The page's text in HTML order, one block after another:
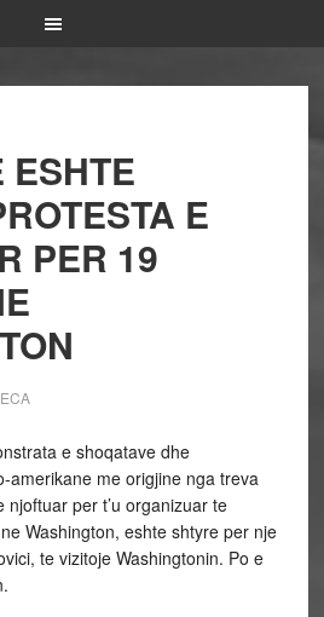
ESHTE
E
PER 19
e shoqatave dhe
amerikane me origjine nga treva
per t’u organizuar te
Washington, eshte shtyre per nje
te vizitoje Washingtonin. Po e